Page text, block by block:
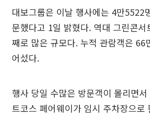
대보그룹은 이날 행사에는 4만5522
문했다고 1일 밝혔다. 역대 그린콘서
째로 많은 규모다. 누적 관람객은 66
어섰다.
행사 당일 수많은 방문객이 몰리면
트코스 페어웨이가 임시 주차장으로